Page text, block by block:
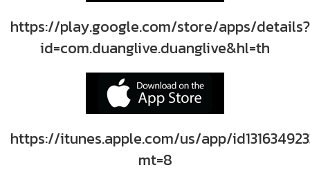
https://play.google.com/store/apps/details?
id=com.duanglive.duanglive&hl=th
https://itunes.apple.com/us/app/
mt=8